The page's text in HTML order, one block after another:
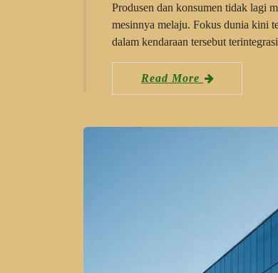
Produsen dan konsumen tidak lagi
mesinnya melaju. Fokus dunia kini
dalam kendaraan tersebut
Read More